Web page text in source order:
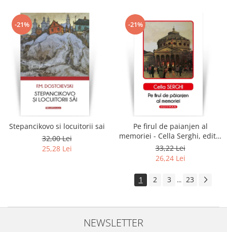
-21%
Stepancikovo si locuitorii sai
32,00 Lei
25,28 Lei
-21%
Pe firul de paianjen al
memoriei - Cella Serghi, editia
2020
33,22 Lei
26,24 Lei
1 2 3 ... 23
NEWSLETTER